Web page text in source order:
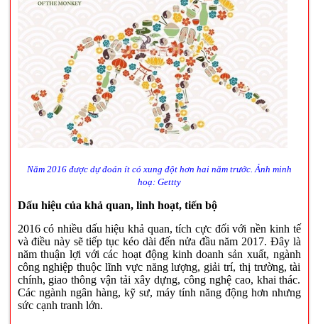
Năm 2016 được dự đoán ít có xung đột hơn hai năm trước. Ảnh minh
hoạ: Gettty
Dấu hiệu của khả quan, linh hoạt, tiến bộ
2016 có nhiều dấu hiệu khả quan, tích cực đối với nền kinh tế
và điều này sẽ tiếp tục kéo dài đến nửa đầu năm 2017. Đây là
năm thuận lợi với các hoạt động kinh doanh sản xuất, ngành
công nghiệp thuộc lĩnh vực năng lượng, giải trí, thị trường, tài
chính, giao thông vận tải xây dựng, công nghệ cao, khai thác.
Các ngành ngân hàng, kỹ sư, máy tính năng động hơn nhưng
sức cạnh tranh lớn.